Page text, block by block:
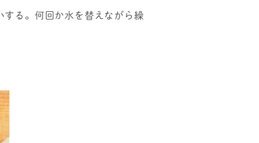
る。何回か水を替えながら繰